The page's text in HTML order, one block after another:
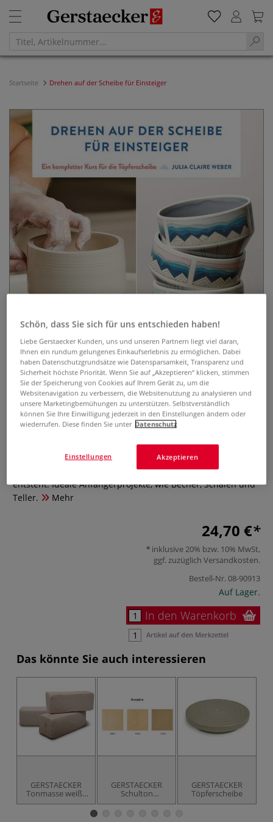
Startseite Drehen auf der Scheibe für Einsteiger
Drehen auf der Scheibe für
Einsteiger
0 Bewertungen
Ein kompletter Kurs für die Töpferscheibe. In Drehen auf
der Scheibe für Einsteiger erläutert die Autorin Schritt für
Schritt, wie aus einem Tonklumpen ein schönes Gefäß
entsteht: Ideale Anfängerprojekte, wie Becher, Schalen und
Teller.
Mehr
24,70 €
inklusive 20% bzw. 10% MwSt,
ggf. zuzüglich Versandkosten.
Bestell-Nr.08-90913
Auf Lager.
In den Warenkorb
Artikel auf den Merkzettel
Das könnte Sie auch interessieren
GERSTAECKER
Tonmasse weiß -
fein schamottiert
GERSTAECKER
Schulton
terrakotta hell,
GERSTAECKER
Töpferscheibe
Schön, dass Sie sich für uns entschieden haben!
Liebe Gerstaecker Kunden, uns und unseren Partnern liegt viel daran,
Ihnen ein rundum gelungenes Einkaufserlebnis zu ermöglichen. Dabei
haben Datenschutzgrundsätze wie Datensparsamkeit, Transparenz und
Sicherheit höchste Priorität. Wenn Sie auf „Akzeptieren“ klicken, stimmen
Sie der Speicherung von Cookies auf Ihrem Gerät zu, um die
Websitenavigation zu verbessern, die Websitenutzung zu analysieren und
unsere Marketingbemühungen zu unterstützen. Selbstverständlich
können Sie Ihre Einwilligung jederzeit in den Einstellungen ändern oder
wiederrufen. Diese finden Sie unter Datenschutz
Akzeptieren
Einstellungen